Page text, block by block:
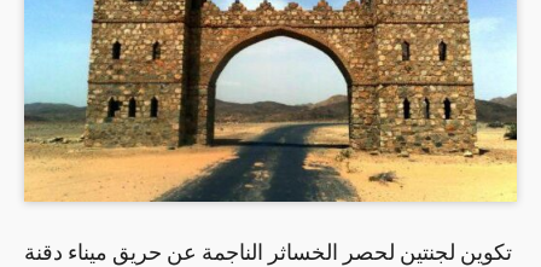
تكوين لجنتين لحصر الخساثر الناجمة عن حريق ميناء دقنة